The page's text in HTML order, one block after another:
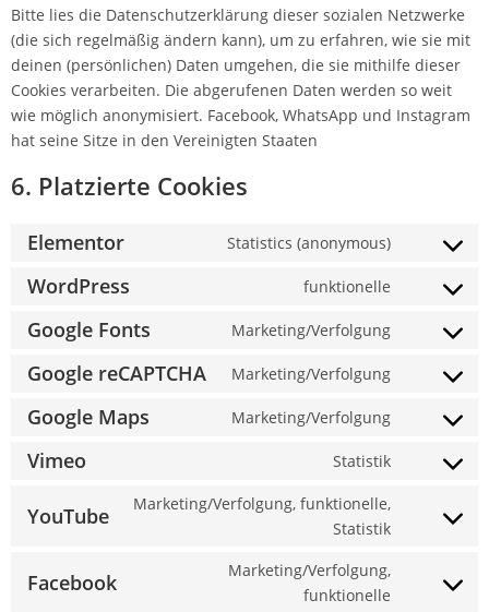
Bitte lies die Datenschutzerklärung dieser sozialen Netzwerke
(die sich regelmäßig ändern kann), um zu erfahren, wie sie mit
deinen (persönlichen) Daten umgehen, die sie mithilfe dieser
Cookies verarbeiten. Die abgerufenen Daten werden so weit
wie möglich anonymisiert. Facebook, WhatsApp und Instagram
hat seine Sitze in den Vereinigten Staaten
6. Platzierte Cookies
Elementor Statistics (anonymous)
WordPress funktionelle
Google Fonts Marketing/Verfolgung
Google reCAPTCHA Marketing/Verfolgung
Google Maps Marketing/Verfolgung
Vimeo Statistik
YouTube
Marketing/Verfolgung, funktionelle,
Statistik
Facebook
Marketing/Verfolgung,
funktionelle